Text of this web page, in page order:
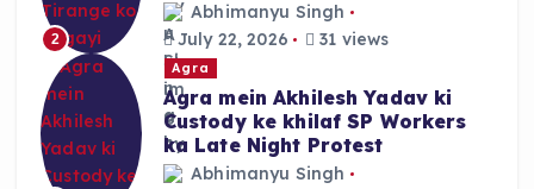
2
Abhimanyu Singh
July 22, 2026
31 views
Agra
Agra mein Akhilesh Yadav ki
Custody ke khilaf SP Workers
ka Late Night Protest
Abhimanyu Singh